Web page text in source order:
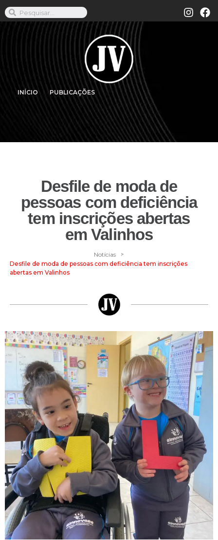
INÍCIO PUBLICAÇÕES
Desfile de moda de
pessoas com deficiência
tem inscrições abertas
em Valinhos
Notícias >
Desfile de moda de pessoas com deficiência tem inscrições
abertas em Valinhos